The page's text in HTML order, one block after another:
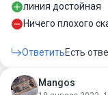
линия достойная
Ничего плохого
ОтветитьЕсть
Mangos